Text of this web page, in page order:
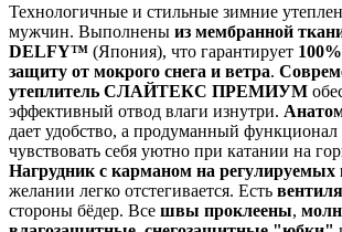
Технологичные и стильные зимние
мужчин. Выполнены из мембранной
DELFY™ (Япония), что гарантирует
защиту от мокрого снега и ветра.
утеплитель СЛАЙТЕКС ПРЕМИУМ
эффективный отвод влаги изнутри.
дает удобство, а продуманный функционал
чувствовать себя уютно при катании на
Нагрудник с карманом на регулируемых
желании легко отстегивается. Есть
стороны бёдер. Все швы проклеены,